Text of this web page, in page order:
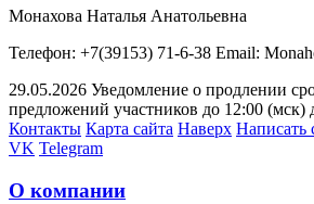
Монахова Наталья Анатольевна
Телефон: +7(39153) 71-6-38 Email:
29.05.2026 Уведомление о продлении
предложений участников до 12:00 (мск)
Контакты Карта сайта Наверх Написать
VK Telegram
О компании